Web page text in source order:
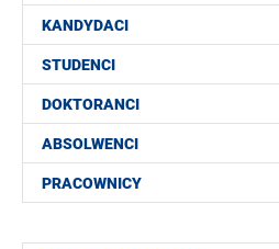
KANDYDACI
STUDENCI
DOKTORANCI
ABSOLWENCI
PRACOWNICY